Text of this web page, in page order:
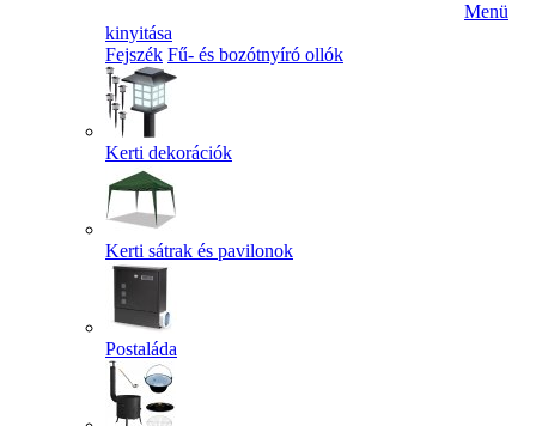
Menü
kinyitása
Fejszék Fű- és bozótnyíró ollók
Kerti dekorációk
Kerti sátrak és pavilonok
Postaláda